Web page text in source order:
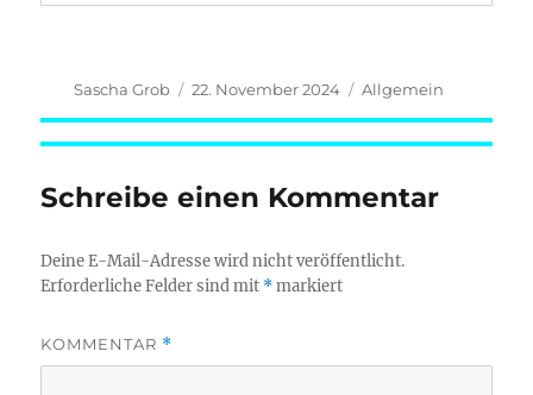
Autor
Sascha Grob
Veröffentlicht
am
22. November 2024 Kategorien
Allgemein
Schreibe einen Kommentar
Deine E-Mail-Adresse wird nicht veröffentlicht.
Erforderliche Felder sind mit *markiert
KOMMENTAR *